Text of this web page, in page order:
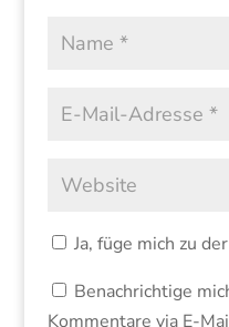
Ja, füge mich zu
Benachrichtige
Kommentare via E-